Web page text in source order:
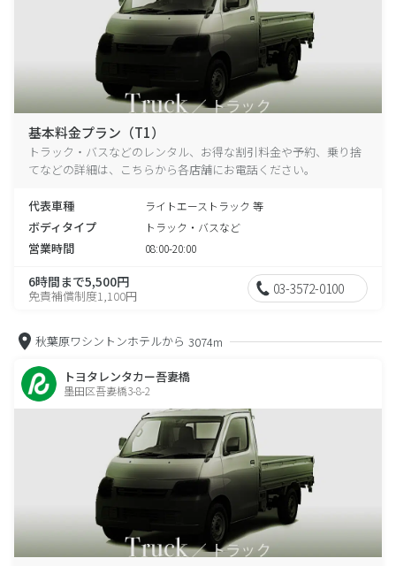
基本料金プラン（T1）
トラック・バスなどのレンタル、お得な割引料金や予約、乗り捨
てなどの詳細は、こちらから各店舗にお電話ください。
代表車種 ライトエーストラック 等
ボディタイプ トラック・バスなど
営業時間 08:00-20:00
6時間まで5,500円
免責補償制度1,100円 03-3572-0100
秋葉原ワシントンホテルから 3074m
トヨタレンタカー吾妻橋
墨田区吾妻橋3-8-2